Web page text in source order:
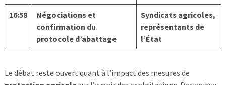
16:58
Négociations et
confirmation du
protocole d’abattage
Syndicats agricoles,
représentants de
l’État
Le débat reste ouvert quant à l’impact des mesures de